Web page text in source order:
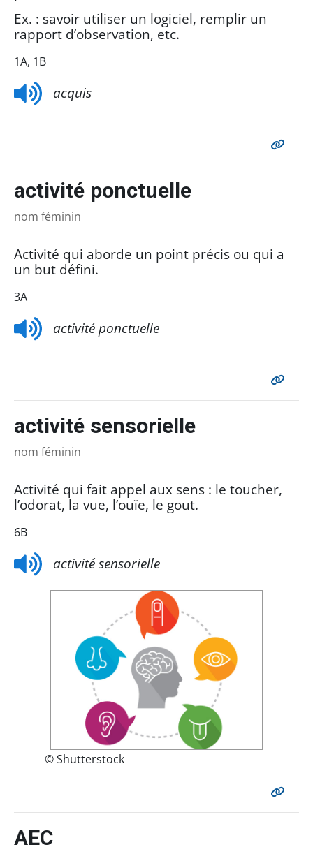
Ex. : savoir utiliser un logiciel, remplir un
rapport d’observation, etc.
1A, 1B
acquis
activité ponctuelle
nom féminin
Activité qui aborde un point précis ou qui a
un but défini.
3A
activité ponctuelle
activité sensorielle
nom féminin
Activité qui fait appel aux sens : le toucher,
l’odorat, la vue, l’ouïe, le gout.
6B
activité sensorielle
© Shutterstock
AEC